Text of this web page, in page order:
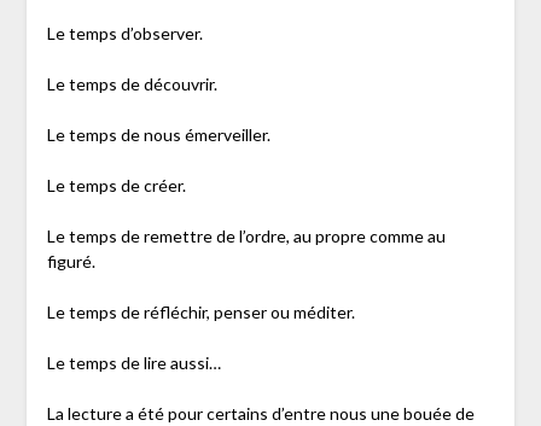
Le temps d’observer.
Le temps de découvrir.
Le temps de nous émerveiller.
Le temps de créer.
Le temps de remettre de l’ordre, au propre comme au
figuré.
Le temps de réfléchir, penser ou méditer.
Le temps de lire aussi…
La lecture a été pour certains d’entre nous une bouée de